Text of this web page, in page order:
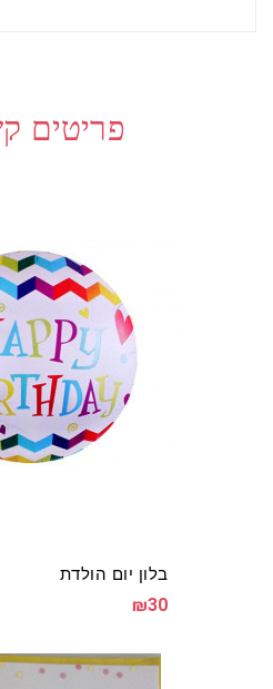
פריטים
בלון יום הולדת
₪30